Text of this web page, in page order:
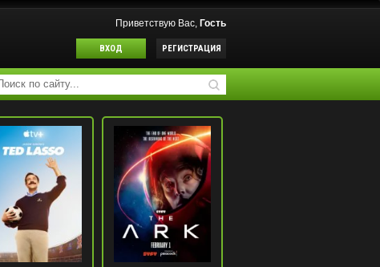
Приветствую Вас, Гость
ВХОД РЕГИСТРАЦИЯ